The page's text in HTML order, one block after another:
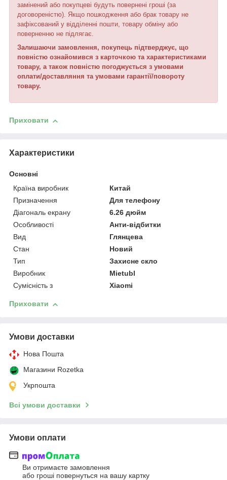
замінений або покупцеві будуть повернені гроші (за
договореністю). Якщо пошкодження або брак товару не
зафіксований у відділенні пошти, товару обміну або
поверненню не підлягає.
Залишаючи замовлення, покупець підтверджує, що
повністю ознайомився з карточкою та характеристиками
товару, а також повністю погоджується з умовами
оплати/доставляння та умовами гарантії/повороту
товару.
Приховати
Характеристики
Основні
Країна виробник
Китай
Призначення
Для телефону
Діагональ екрану
6.26 дюйм
Особливості
Анти-відбитки
Вид
Глянцева
Стан
Новий
Тип
Захисне скло
Виробник
Mietubl
Сумісність з
Xiaomi
Приховати
Умови доставки
Нова Пошта
Магазини Rozetka
Укрпошта
Всі умови доставки
Умови оплати
Ви отримаєте замовлення
або гроші повернуться на вашу картку